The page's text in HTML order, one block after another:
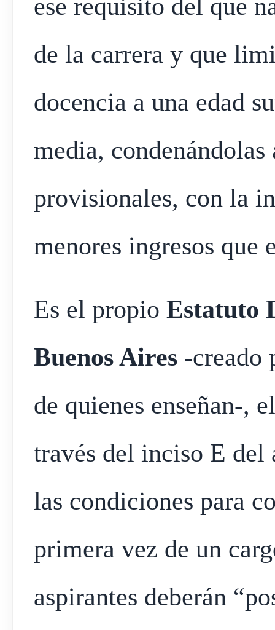
ese requisito del que
de la carrera y que
docencia a una edad
media,
provisionales, con la
menores ingresos que
Es el propio Estatuto
Buenos Aires -creado
de quienes enseñan-,
través del inciso E del
las condiciones para
primera vez de un
aspirantes deberán